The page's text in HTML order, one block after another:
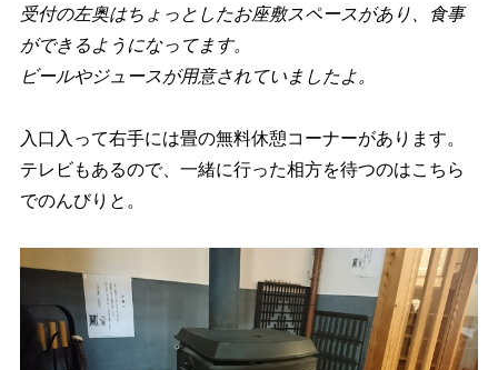
受付の左奥はちょっとしたお座敷スペースがあり、食事
ができるようになってます。
ビールやジュースが用意されていましたよ。
入口入って右手には畳の無料休憩コーナーがあります。
テレビもあるので、一緒に行った相方を待つのはこちら
でのんびりと。